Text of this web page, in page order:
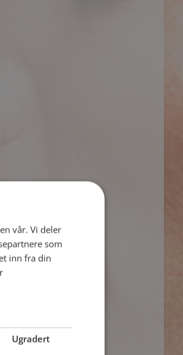
vår. Vi deler
som
inn fra din
Ugradert